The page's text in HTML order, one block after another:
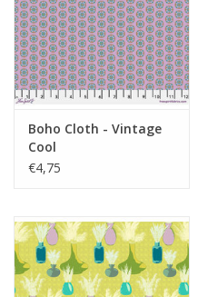
Boho Cloth - Vintage
Cool
€4,75